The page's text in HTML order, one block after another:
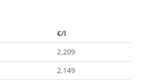
€/l
2,209
2,149